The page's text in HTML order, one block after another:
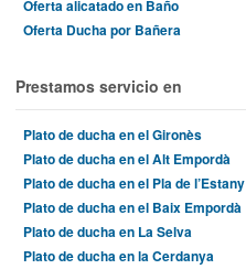
Oferta alicatado en Baño
Oferta Ducha por Bañera
Prestamos servicio en
Plato de ducha en el Gironès
Plato de ducha en el Alt Empordà
Plato de ducha en el Pla de l’Estany
Plato de ducha en el Baix Empordà
Plato de ducha en La Selva
Plato de ducha en la Cerdanya